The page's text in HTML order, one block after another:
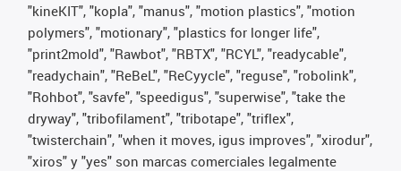
"kineKIT", "kopla", "manus", "motion plastics", "motion
polymers", "motionary", "plastics for longer life",
"print2mold", "Rawbot", "RBTX", "RCYL", "readycable",
"readychain", "ReBeL", "ReCyycle", "reguse", "robolink",
"Rohbot", "savfe", "speedigus", "superwise", "take the
dryway", "tribofilament", "tribotape", "triflex",
"twisterchain", "when it moves, igus improves", "xirodur",
"xiros" y "yes" son marcas comerciales legalmente